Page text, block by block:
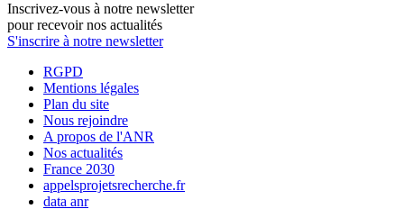
Inscrivez-vous à notre newsletter
pour recevoir nos actualités
S'inscrire à notre newsletter
RGPD
Mentions légales
Plan du site
Nous rejoindre
A propos de l'ANR
Nos actualités
France 2030
appelsprojetsrecherche.fr
data anr